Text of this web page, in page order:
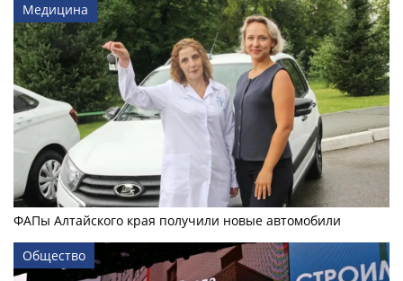
Медицина
ФАПы Алтайского края получили новые автомобили
Общество